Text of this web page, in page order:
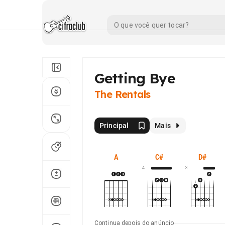
Getting Bye
The Rentals
Principal Mais
A C#
4
D#
3
Continua depois do anúncio